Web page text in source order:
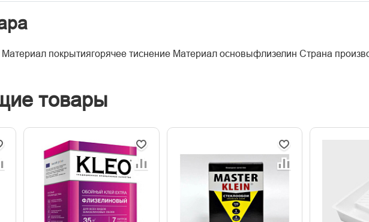
покрытиягорячее тиснение Материал основыфлизелин Страна
товары